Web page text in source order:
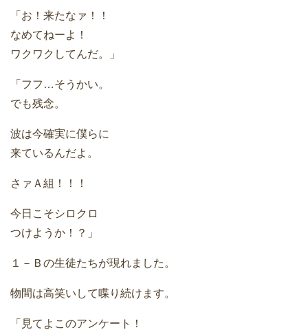
「お！来たなァ！！
なめてねーよ！
ワクワクしてんだ。」
「フフ…そうかい。
でも残念。
波は今確実に僕らに
来ているんだよ。
さァＡ組！！！
今日こそシロクロ
つけようか！？」
１－Ｂの生徒たちが現れました。
物間は高笑いして喋り続けます。
「見てよこのアンケート！